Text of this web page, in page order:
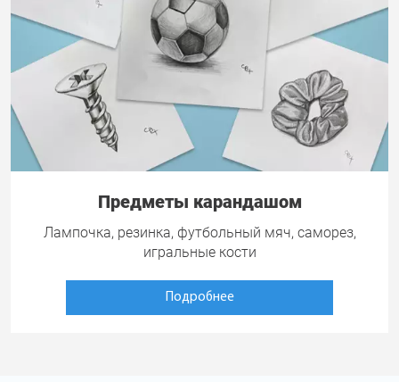
Предметы карандашом
Лампочка, резинка, футбольный мяч, саморез,
игральные кости
Подробнее